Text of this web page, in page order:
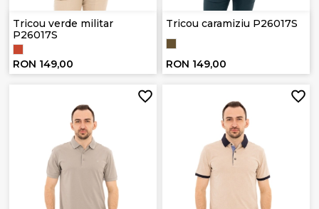
Tricou verde militar
P26017S
RON 149,00
Tricou caramiziu P26017S
RON 149,00